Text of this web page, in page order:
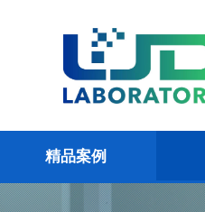
精品案例
精品案例